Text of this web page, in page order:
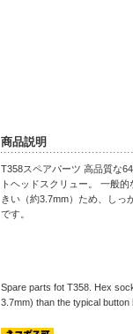
商品説明
T358スペアパーツ 高品質な
トヘッドスクリュー。 一般
きい（約3.7mm）ため、しっ
です。
Spare parts fot T358. Hex
3.7mm) than the typical